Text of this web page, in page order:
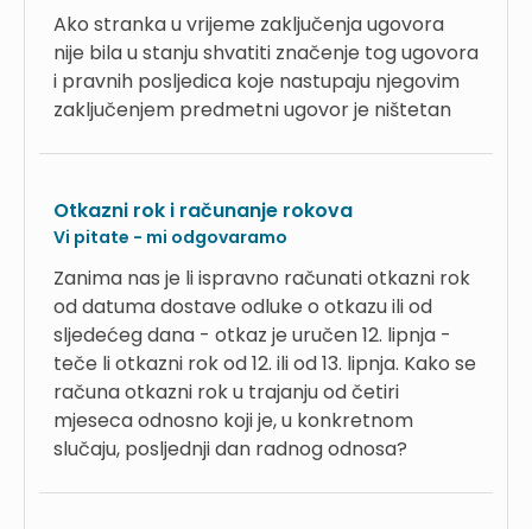
Ako stranka u vrijeme zaključenja ugovora
nije bila u stanju shvatiti značenje tog ugovora
i pravnih posljedica koje nastupaju njegovim
zaključenjem predmetni ugovor je ništetan
Otkazni rok i računanje rokova
Vi pitate - mi odgovaramo
Zanima nas je li ispravno računati otkazni rok
od datuma dostave odluke o otkazu ili od
sljedećeg dana - otkaz je uručen 12. lipnja -
teče li otkazni rok od 12. ili od 13. lipnja. Kako se
računa otkazni rok u trajanju od četiri
mjeseca odnosno koji je, u konkretnom
slučaju, posljednji dan radnog odnosa?